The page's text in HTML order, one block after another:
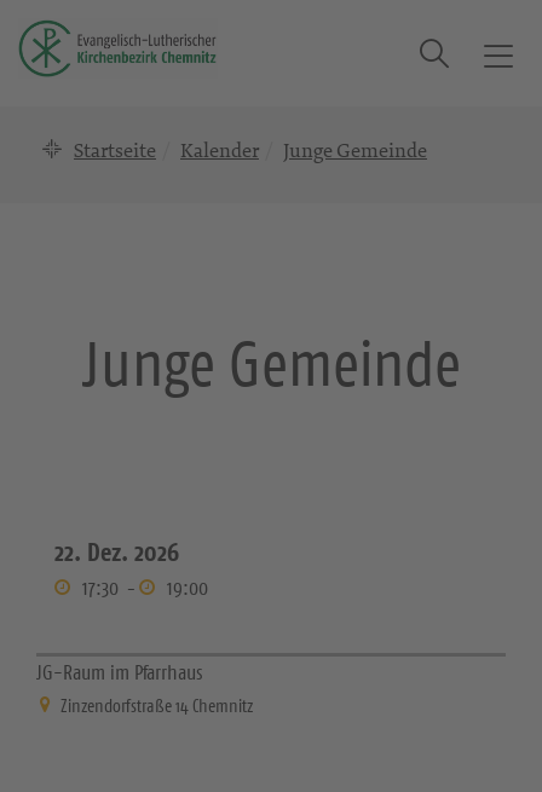
T
Suche
Startseite Kalender Junge Gemeinde
Junge Gemeinde
22. Dez. 2026
17:30 - 19:00
JG-Raum im Pfarrhaus
Zinzendorfstraße 14 Chemnitz